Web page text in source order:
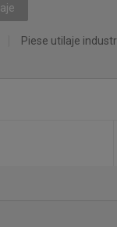
Piese utilaje